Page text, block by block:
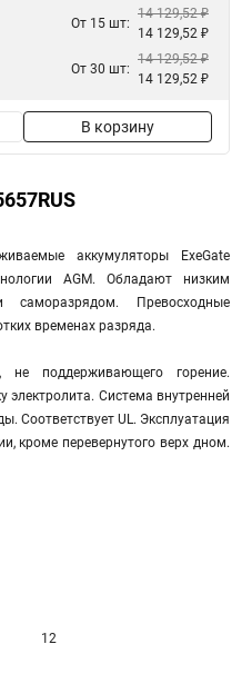
От 15 шт:
14 129,52 ₽
14 129,52 ₽
От 30 шт:
14 129,52 ₽
14 129,52 ₽
В корзину
аккумуляторы ExeGate
AGM. Обладают низким
саморазрядом. Превосходные
временах разряда.
не поддерживающего горение.
электролита. Система внутренней
Соответствует UL. Эксплуатация
кроме перевернутого верх дном.
12